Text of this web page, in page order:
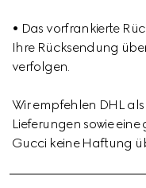
• Das vorfrankierte
Ihre Rücksendung
verfolgen.
Wir empfehlen DHL
Lieferungen sowie
Gucci keine Haftung